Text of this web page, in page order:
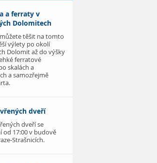
a ferraty v
Dolomitech
těšit na tomto
výlety po okolí
Dolomit až do výšky
ferratové
skalách a
a samozřejmě
dveří
dveří se
od 17:00 v budově
Strašnicích.